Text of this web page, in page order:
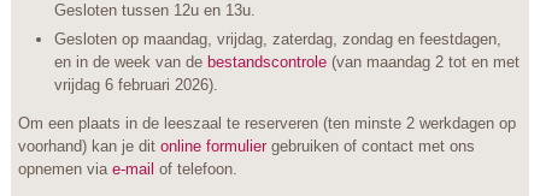
Gesloten tussen 12u en 13u.
Gesloten op maandag, vrijdag, zaterdag, zondag en feestdagen,
en in de week van de bestandscontrole(van maandag 2 tot en met
vrijdag 6 februari 2026).
Om een plaats in de leeszaal te reserveren (ten minste 2 werkdagen op
voorhand) kan je dit online formuliergebruiken of contact met ons
opnemen via e-mail of telefoon.